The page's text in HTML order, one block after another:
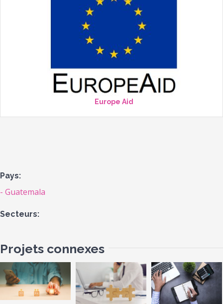
Europe Aid
Pays:
Guatemala
Secteurs:
Projets connexes